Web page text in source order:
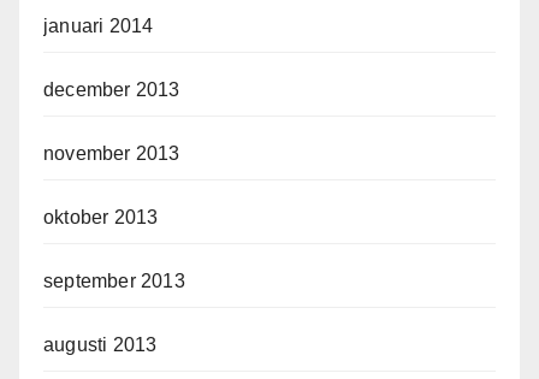
januari 2014
december 2013
november 2013
oktober 2013
september 2013
augusti 2013